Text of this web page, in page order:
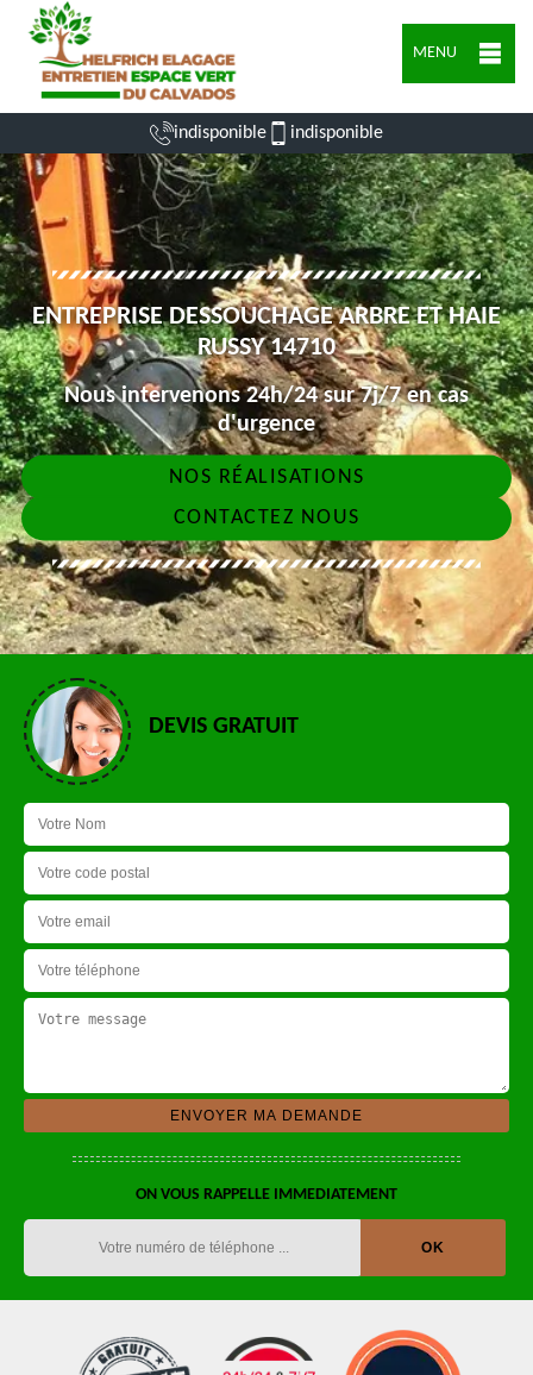
MENU
indisponible indisponible
ENTREPRISE DESSOUCHAGE ARBRE ET HAIE
RUSSY 14710
Nous intervenons 24h/24 sur 7j/7 en cas
d'urgence
NOS RÉALISATIONS
CONTACTEZ NOUS
DEVIS GRATUIT
ON VOUS RAPPELLE IMMEDIATEMENT